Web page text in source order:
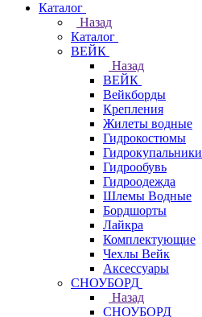
Каталог
Назад
Каталог
ВЕЙК
Назад
ВЕЙК
Вейкборды
Крепления
Жилеты водные
Гидрокостюмы
Гидрокупальники
Гидрообувь
Гидроодежда
Шлемы Водные
Бордшорты
Лайкра
Комплектующие
Чехлы Вейк
Аксессуары
СНОУБОРД
Назад
СНОУБОРД